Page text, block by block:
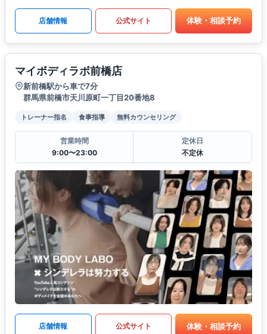
店舗情報 公式サイト 体験・相談予約
マイボディラボ前橋店
新前橋駅から車で7分
群馬県前橋市天川原町一丁目20番地8
トレーナー指名 食事指導 無料カウンセリング
営業時間
9:00〜23:00
定休日
不定休
店舗情報 公式サイト 体験・相談予約